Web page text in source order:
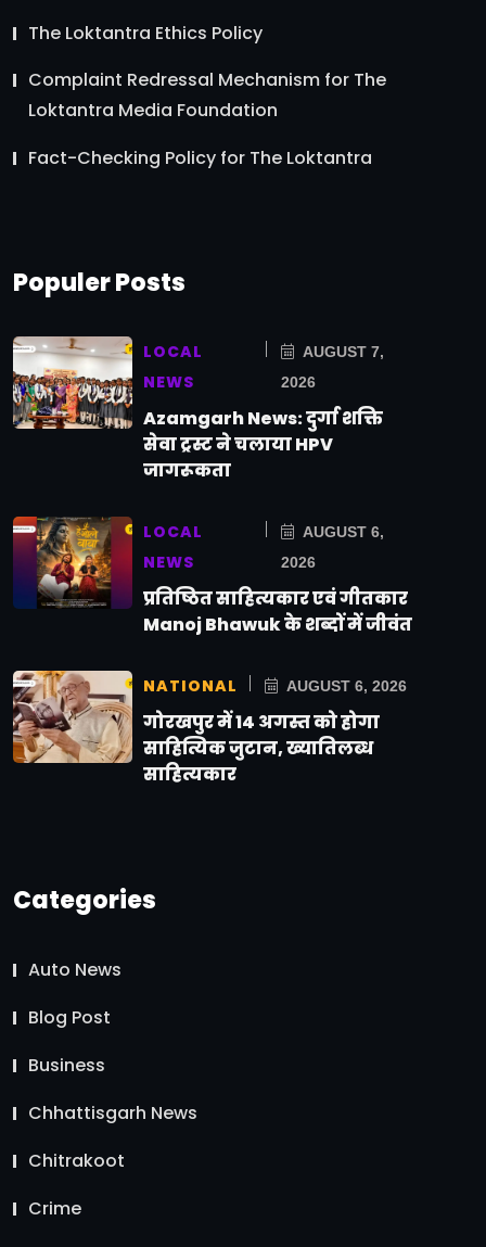
The Loktantra Ethics Policy
Complaint Redressal Mechanism for The
Loktantra Media Foundation
Fact-Checking Policy for The Loktantra
Populer Posts
LOCAL
NEWS
AUGUST 7,
2026
Azamgarh News: दुर्गा शक्ति
सेवा ट्रस्ट ने चलाया HPV
जागरूकता
LOCAL
NEWS
AUGUST 6,
2026
प्रतिष्ठित साहित्यकार एवं गीतकार
Manoj Bhawuk के शब्दों में जीवंत
NATIONAL AUGUST 6, 2026
गोरखपुर में 14 अगस्त को होगा
साहित्यिक जुटान, ख्यातिलब्ध
साहित्यकार
Categories
Auto News
Blog Post
Business
Chhattisgarh News
Chitrakoot
Crime